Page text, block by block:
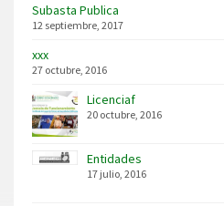
Subasta Publica
12 septiembre, 2017
xxx
27 octubre, 2016
Licenciaf
20 octubre, 2016
Entidades
17 julio, 2016